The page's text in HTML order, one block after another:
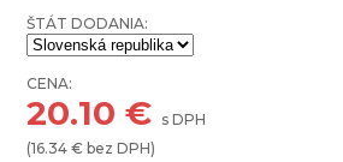
ŠTÁT DODANIA:
CENA:
20.10 € s DPH
(16.34 € bez DPH)